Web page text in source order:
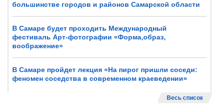
большинстве городов и районов Самарской области
В Самаре будет проходить Международный
фестиваль Арт-фотографии «Форма,образ,
воображение»
В Самаре пройдет лекция «На пирог пришли соседи:
феномен соседства в современном краеведении»
Весь список